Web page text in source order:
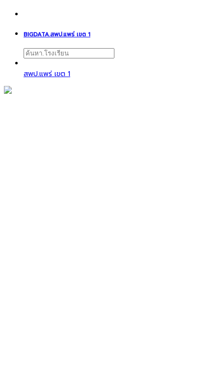
BIGDATA.สพป.แพร่ เขต 1
สพป.แพร่ เขต 1